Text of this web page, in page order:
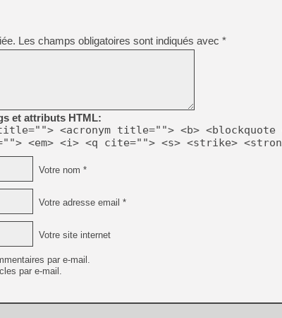
[GK] Mémoire cash -
[GK] Dan Houser (GTA)
[GK] Comment EA Sports
[GK] Crimson Moon : un
[GK] Isle of Reveries : le
[GK] Moonlighter 2 : The
[GK] Capcom relance
[GK] Le beat'em up The
[GK] Endless Legend 2 :
[LS] [PS5] Le WebKit
[GK] Oubliez Crazy Taxi,
[LS] [Switch] NSZ 5.0.0
Les champs obligatoires sont indiqués avec *
et attributs HTML:
<acronym title=""> <b> <blockquote
<em> <i> <q cite=""> <s> <strike>
Votre nom *
Votre adresse email *
Votre site internet
par e-mail.
par e-mail.